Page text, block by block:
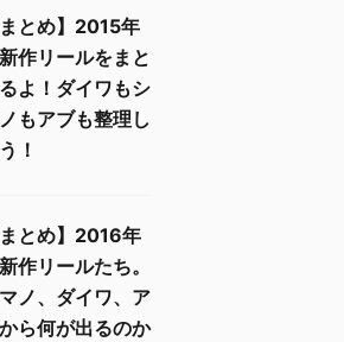
まとめ】2015年
作リールをまと
よ！ダイワもシ
もアブも整理し
！
まとめ】2016年
作リールたち。
ノ、ダイワ、ア
ら何が出るのか